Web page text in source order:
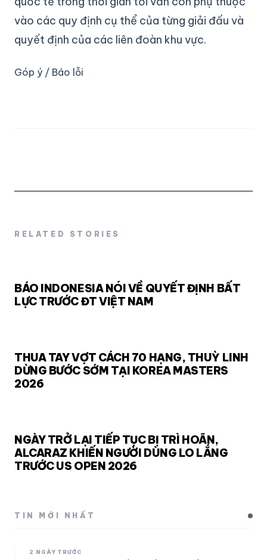
vào các quy định cụ thể của từng giải đấu và
quyết định của các liên đoàn khu vực.
Góp ý / Báo lỗi
RELATED STORIES
BÁO INDONESIA NÓI VỀ QUYẾT ĐỊNH BẤT
LỰC TRƯỚC ĐT VIỆT NAM
THUA TAY VỢT CÁCH 70 HẠNG, THUỲ LINH
DỪNG BƯỚC SỚM TẠI KOREA MASTERS
2026
NGÀY TRỞ LẠI TIẾP TỤC BỊ TRÌ HOÃN,
ALCARAZ KHIẾN NGƯỜI DÙNG LO LẮNG
TRƯỚC US OPEN 2026
TIN MỚI NHẤT
2 NGÀY TRƯỚC